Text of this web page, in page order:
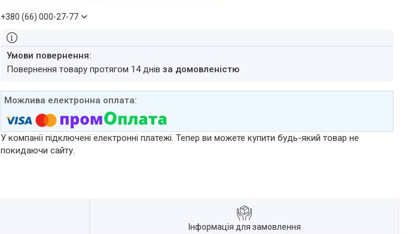
+380 (66) 000-27-77
повернення товару протягом 14 днів за домовленістю
У компанії підключені електронні платежі. Тепер ви можете купити будь-який товар не
покидаючи сайту.
Інформація для замовлення